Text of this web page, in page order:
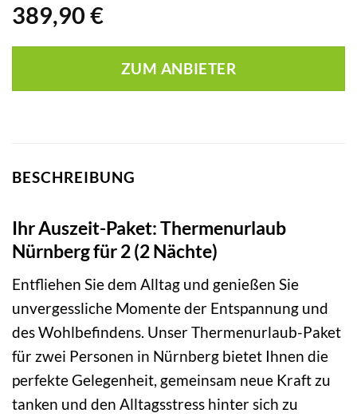
389,90 €
ZUM ANBIETER
BESCHREIBUNG
Ihr Auszeit-Paket: Thermenurlaub
Nürnberg für 2 (2 Nächte)
Entfliehen Sie dem Alltag und genießen Sie
unvergessliche Momente der Entspannung und
des Wohlbefindens. Unser Thermenurlaub-Paket
für zwei Personen in Nürnberg bietet Ihnen die
perfekte Gelegenheit, gemeinsam neue Kraft zu
tanken und den Alltagsstress hinter sich zu